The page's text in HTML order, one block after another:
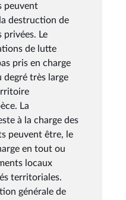
peuvent
destruction de
privées. Le
de lutte
pris en charge
degré très large
La
à la charge des
peuvent être, le
en tout ou
locaux
territoriales.
générale de